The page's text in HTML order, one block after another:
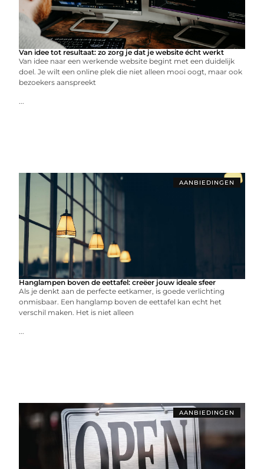
Van idee tot resultaat: zo zorg je dat je website écht werkt
Van idee naar een werkende website begint met een duidelijk
doel. Je wilt een online plek die niet alleen mooi oogt, maar ook
bezoekers aanspreekt
...
AANBIEDINGEN
Hanglampen boven de eettafel: creëer jouw ideale sfeer
Als je denkt aan de perfecte eetkamer, is goede verlichting
onmisbaar. Een hanglamp boven de eettafel kan echt het
verschil maken. Het is niet alleen
...
AANBIEDINGEN